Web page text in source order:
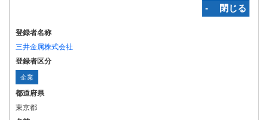
‐ 閉じる
登録者名称
三井金属株式会社
登録者区分
企業
都道府県
東京都